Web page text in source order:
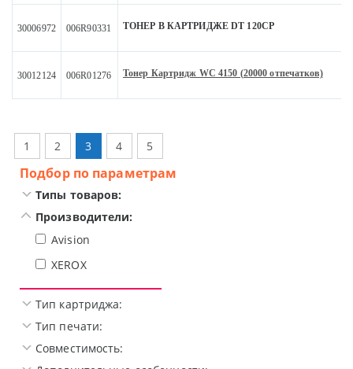
30006972 006R90331 ТОНЕР В КАРТРИДЖЕ DT 120CP
30012124 006R01276 Тонер Картридж WC 4150 (20000 отпечатков)
1 2 3 4 5
Подбор по параметрам
Типы товаров:
Производители:
Avision
XEROX
Тип картриджа:
Тип печати:
Совместимость: